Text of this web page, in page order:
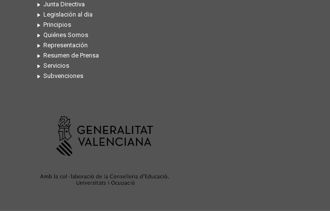
Junta Directiva
Legislación al dia
Principios
Quiénes Somos
Representación
Resumen de Prensa
Servicios
Subvenciones